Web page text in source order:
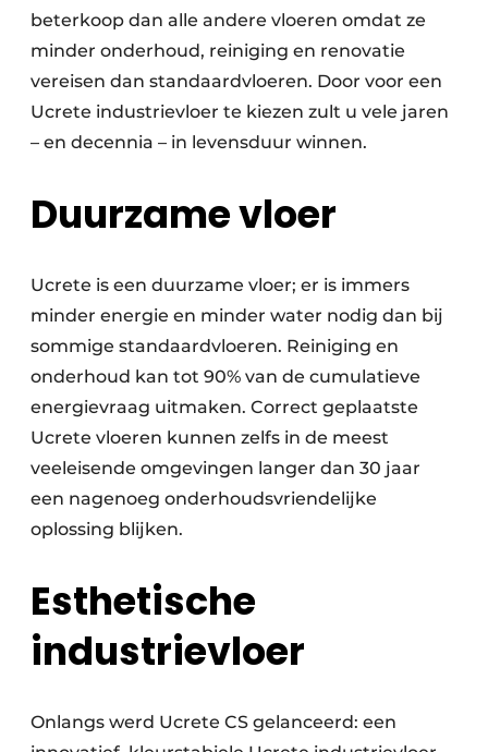
beterkoop dan alle andere vloeren omdat ze
minder onderhoud, reiniging en renovatie
vereisen dan standaardvloeren. Door voor een
Ucrete industrievloer te kiezen zult u vele jaren
– en decennia – in levensduur winnen.
Duurzame vloer
Ucrete is een duurzame vloer; er is immers
minder energie en minder water nodig dan bij
sommige standaardvloeren. Reiniging en
onderhoud kan tot 90% van de cumulatieve
energievraag uitmaken. Correct geplaatste
Ucrete vloeren kunnen zelfs in de meest
veeleisende omgevingen langer dan 30 jaar
een nagenoeg onderhoudsvriendelijke
oplossing blijken.
Esthetische
industrievloer
Onlangs werd Ucrete CS gelanceerd: een